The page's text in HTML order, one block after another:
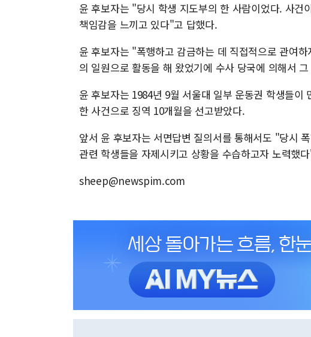
윤 후보자는 "당시 학생 지도부의 한 사람이었다. 사
책임감을 느끼고 있다"고 답했다.
윤 후보자는 "폭행하고 감금하는 데 직접적으로 관여
의 일원으로 활동을 해 왔었기에 수사 당국에 의해서
윤 후보자는 1984년 9월 서울대 일부 운동권 학생들이
한 사건으로 징역 10개월을 선고받았다.
앞서 윤 후보자는 서면답변 질의서를 통해서도 "당시
관련 학생들을 자제시키고 상황을 수습하고자 노력했
sheep@newspim.com